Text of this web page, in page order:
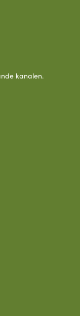
kanalen.